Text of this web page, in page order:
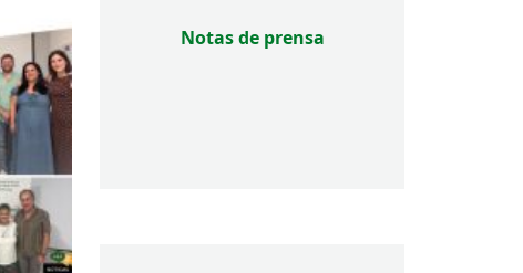
Notas de prensa